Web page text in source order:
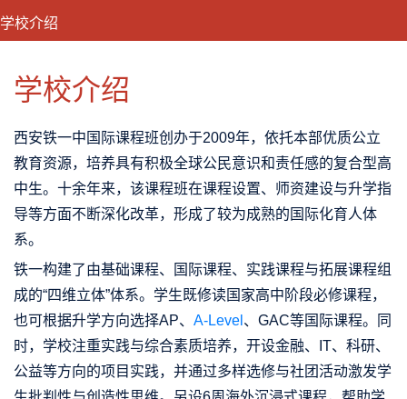
学校介绍
学校介绍
西安铁一中国际课程班创办于2009年，依托本部优质公立
教育资源，培养具有积极全球公民意识和责任感的复合型高
中生。十余年来，该课程班在课程设置、师资建设与升学指
导等方面不断深化改革，形成了较为成熟的国际化育人体
系。
铁一构建了由基础课程、国际课程、实践课程与拓展课程组
成的“四维立体”体系。学生既修读国家高中阶段必修课程，
也可根据升学方向选择AP、 A-Level 、GAC等国际课程。同
时，学校注重实践与综合素质培养，开设金融、IT、科研、
公益等方向的项目实践，并通过多样选修与社团活动激发学